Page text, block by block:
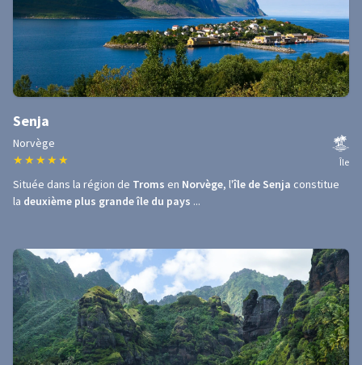
Senja
Norvège
★ ★ ★ ★ ★ Île
Située dans la région de Troms en Norvège, l'île de Senja constitue
la deuxième plus grande île du pays ...